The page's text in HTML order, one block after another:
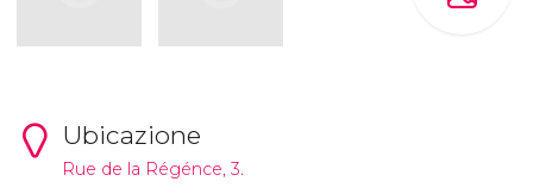
Ubicazione
Rue de la Régénce, 3.